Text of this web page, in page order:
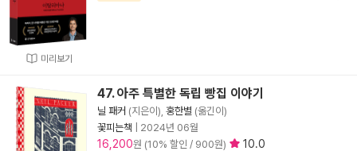
미리보기
47. 아주 특별한 독립 빵집 이야기
닐 패커 (지은이), 홍한별 (옮긴이)
꽃피는책
2024년 06월
16,200원 (10% 할인 / 900원) 10.0